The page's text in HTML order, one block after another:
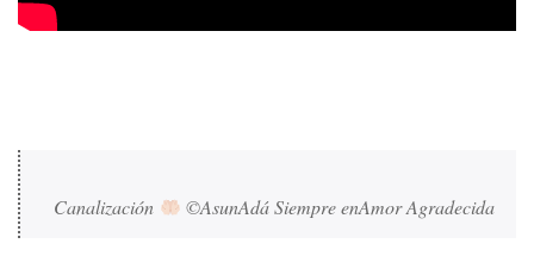
Canalización ©AsunAdá Siempre enAmor Agradecida